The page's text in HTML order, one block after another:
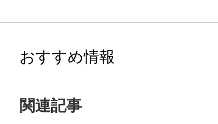
おすすめ情報
関連記事